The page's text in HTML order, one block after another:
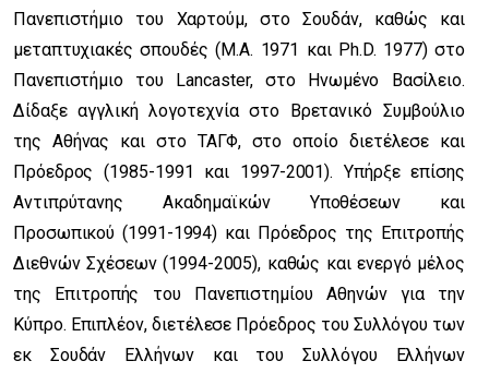
Πανεπιστήμιο του Χαρτούμ, στο Σουδάν, καθώς και
μεταπτυχιακές σπουδές (Μ.Α. 1971 και Ph.D. 1977) στο
Πανεπιστήμιο του Lancaster, στο Ηνωμένο Βασίλειο.
Δίδαξε αγγλική λογοτεχνία στο Βρετανικό Συμβούλιο
της Αθήνας και στο ΤΑΓΦ, στο οποίο διετέλεσε και
Πρόεδρος (1985-1991 και 1997-2001). Υπήρξε επίσης
Αντιπρύτανης Ακαδημαϊκών Υποθέσεων και
Προσωπικού (1991-1994) και Πρόεδρος της Επιτροπής
Διεθνών Σχέσεων (1994-2005), καθώς και ενεργό μέλος
της Επιτροπής του Πανεπιστημίου Αθηνών για την
Κύπρο. Επιπλέον, διετέλεσε Πρόεδρος του Συλλόγου των
εκ Σουδάν Ελλήνων και του Συλλόγου Ελλήνων